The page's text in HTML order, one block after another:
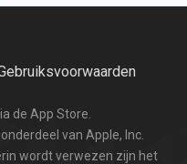
de App Store.
van Apple, Inc.
wordt verwezen zijn het